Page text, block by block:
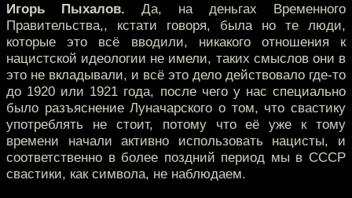
Игорь Пыхалов. Да, на деньгах Временного
Правительства,, кстати говоря, была но те люди,
которые это всё вводили, никакого отношения к
нацистской идеологии не имели, таких смыслов они в
это не вкладывали, и всё это дело действовало где-то
до 1920 или 1921 года, после чего у нас специально
было разъяснение Луначарского о том, что свастику
употреблять не стоит, потому что её уже к тому
времени начали активно использовать нацисты, и
соответственно в более поздний период мы в СССР
свастики, как символа, не наблюдаем.